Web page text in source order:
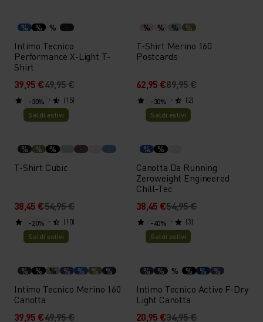
% % %
Intimo Tecnico
Performance X-Light T-
Shirt
39,95 €49,95 €
(15)
% % % %
T-Shirt Merino 160
Postcards
62,95 €89,95 €
(2)
-30%
Saldi estivi
% % %
T-Shirt Cubic
38,45 €54,95 €
(10)
-30%
Saldi estivi
% %
Canotta Da Running
Zeroweight Engineered
Chill-Tec
38,45 €54,95 €
(3)
-20%
Saldi estivi
% % % % % % %
Intimo Tecnico Merino 160
Canotta
39,95 €49,95 €
-40%
Saldi estivi
% % % % % %
Intimo Tecnico Active F-Dry
Light Canotta
20,95 €34,95 €